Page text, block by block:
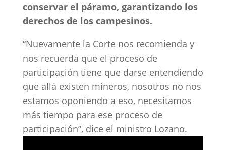
conservar el páramo, garantizando los
derechos de los campesinos.
“Nuevamente la Corte nos recomienda y
nos recuerda que el proceso de
participación tiene que darse entendiendo
que allá existen mineros, nosotros no nos
estamos oponiendo a eso, necesitamos
más tiempo para ese proceso de
participación”, dice el ministro Lozano.